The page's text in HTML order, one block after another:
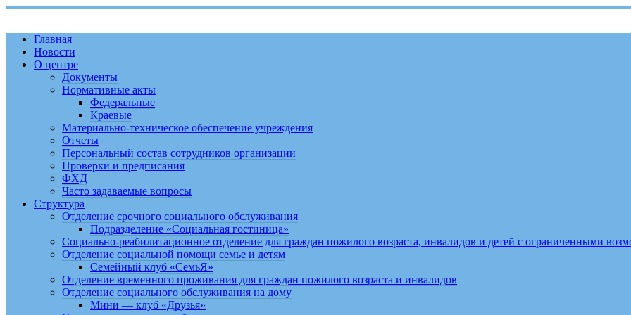
Главная
Новости
О центре
Документы
Нормативные акты
Федеральные
Краевые
Материально-техническое обеспечение учреждения
Отчеты
Персональный состав сотрудников организации
Проверки и предписания
ФХД
Часто задаваемые вопросы
Структура
Отделение срочного социального обслуживания
Подразделение «Социальная гостиница»
Социально-реабилитационное отделение для граждан пожилого возраста, инвалидов и детей с ограниченными
Отделение социальной помощи семье и детям
Семейный клуб «СемьЯ»
Отделение временного проживания для граждан пожилого возраста и инвалидов
Отделение социального обслуживания на дому
Мини — клуб «Друзья»